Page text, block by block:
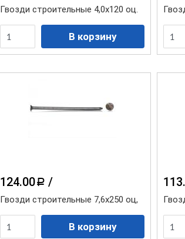
Гвозди строительные 4,0х120 оц.
124.00 a /
Гвозди строительные 7,6х250 оц,